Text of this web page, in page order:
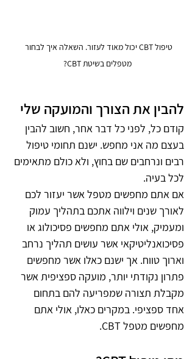
טיפול CBT יכול מאוד לעזור. השאלה איך לבחור
מטפלים בשיטת CBT?
להבין את הצורך והמועקה שלי
קודם כל, לפני כל דבר אחר, חשוב להבין
בעצם מה אני מחפש. ישנם תחומי טיפול
רבים ונרחבים שם בחוץ, ולא כולם מתאימים
לכל בעיה.
אם אתם מחפשים מטפל אשר יעזור לכם
לאורך שנים וילווה אתכם בתהליך עמוק
ומעמיק, אולי אתם מחפשים פסיכולוג או
פסיכואנליטיקאי אשר עושים תהליך נרחב
וארוך טווח. אך ישנם כאלו אשר מחפשים
פתרון נקודתי יותר, מועקה ספציפית אשר
מקבלת תצורה שמפריעה להם בתחום
אחד ספציפי. במקרים כאלו, אולי אתם
מחפשים מטפל CBT.